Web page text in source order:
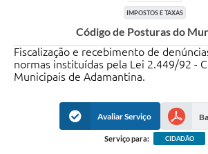
Cadastros Culturais
Lei Paulo Gustavo
Arquivos para Download
IMPOSTOS E TAXAS
Código de Posturas do
Fiscalização e recebimento de
normas instituídas pela Lei 2.449/92 -
Municipais de Adamantina.
Avaliar Serviço
Serviço para: CIDADÃO